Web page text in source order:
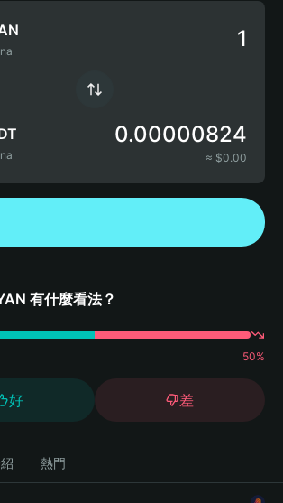
0.00000824
≈ $0.00
有什麼看法？
50%
好 差
熱門